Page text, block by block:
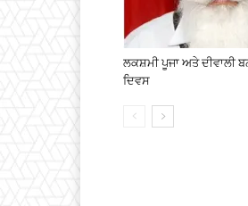
ਲਕਸ਼ਮੀ ਪੂਜਾ ਅਤੇ ਦੀਵਾਲੀ
ਦਿਵਸ